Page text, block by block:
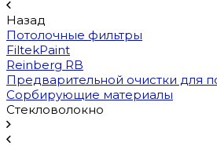
Назад
Потолочные фильтры
FiltekPaint
Reinberg RB
Предварительной очистки для
Сорбирующие материалы
Стекловолокно